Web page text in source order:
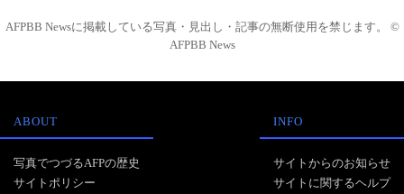
AFPBB Newsに掲載している写真・見出し・記事の無断使用を禁じます。 ©
AFPBB News
ABOUT
写真でつづるAFPの歴史
サイトポリシー
INFO
サイトからのお知らせ
サイトに関するヘルプ